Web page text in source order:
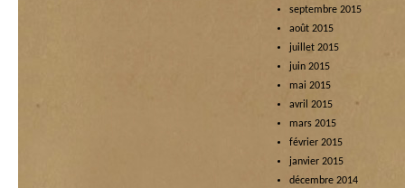
septembre 2015
août 2015
juillet 2015
juin 2015
mai 2015
avril 2015
mars 2015
février 2015
janvier 2015
décembre 2014